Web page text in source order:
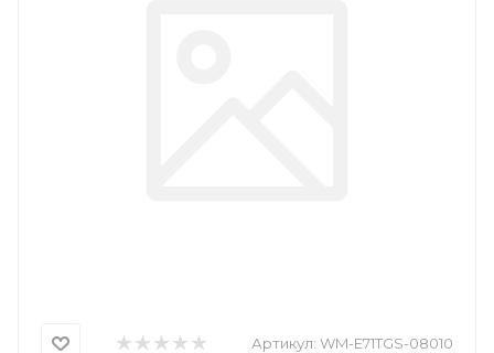
Артикул: WM-E71TGS-08010